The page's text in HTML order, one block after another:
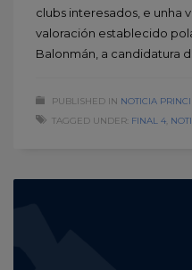
clubs interesados, e unha
valoración establecido
Balonmán, a candidatura
PUBLISHED IN NOTICIA
TAGGED UNDER: FINAL 4